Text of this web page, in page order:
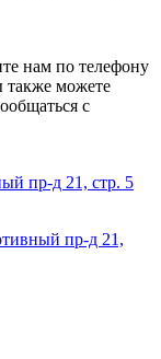
нам по телефону
также можете
с
пр-д 21, стр. 5
пр-д 21,